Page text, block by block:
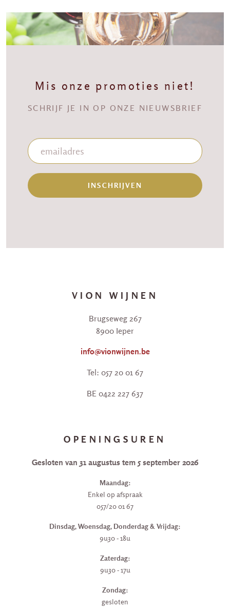
Mis onze promoties niet!
SCHRIJF JE IN OP ONZE NIEUWSBRIEF
INSCHRIJVEN
VION WIJNEN
Brugseweg 267
8900 Ieper
info@vionwijnen.be
Tel: 057 20 01 67
BE 0422 227 637
OPENINGSUREN
Gesloten van 31 augustus tem 5 september 2026
Maandag:
Enkel op afspraak
057/20 01 67
Dinsdag, Woensdag, Donderdag & Vrijdag:
9u30 - 18u
Zaterdag:
9u30 - 17u
Zondag:
gesloten